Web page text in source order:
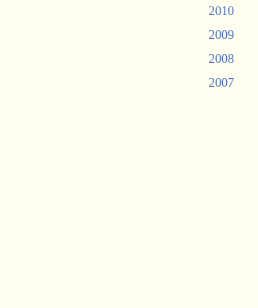
2010
2009
2008
2007